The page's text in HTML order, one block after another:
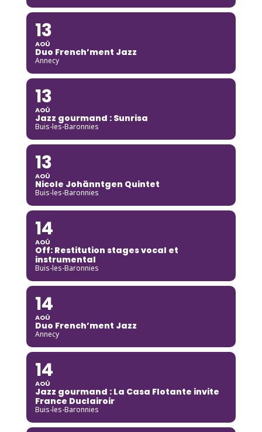
13
AOÛ
Duo French’ment Jazz
Annecy
13
AOÛ
Jazz gourmand : Sunrisa
Buis-les-Baronnies
13
AOÛ
Nicole Johänntgen Quintet
Buis-les-Baronnies
14
AOÛ
Off: Restitution stages vocal et
instrumental
Buis-les-Baronnies
14
AOÛ
Duo French’ment Jazz
Annecy
14
AOÛ
Jazz gourmand : La Casa Flotante invite
France Duclairoir
Buis-les-Baronnies